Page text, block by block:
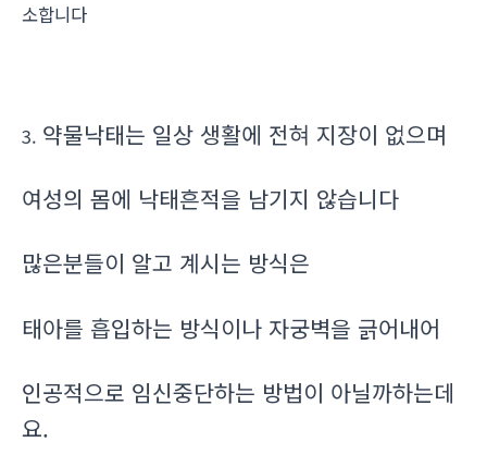
소합니다
3. 약물낙태는 일상 생활에 전혀 지장이 없으며
여성의 몸에 낙태흔적을 남기지 않습니다
많은분들이 알고 계시는 방식은
태아를 흡입하는 방식이나 자궁벽을 긁어내어
인공적으로 임신중단하는 방법이 아닐까하는데
요.